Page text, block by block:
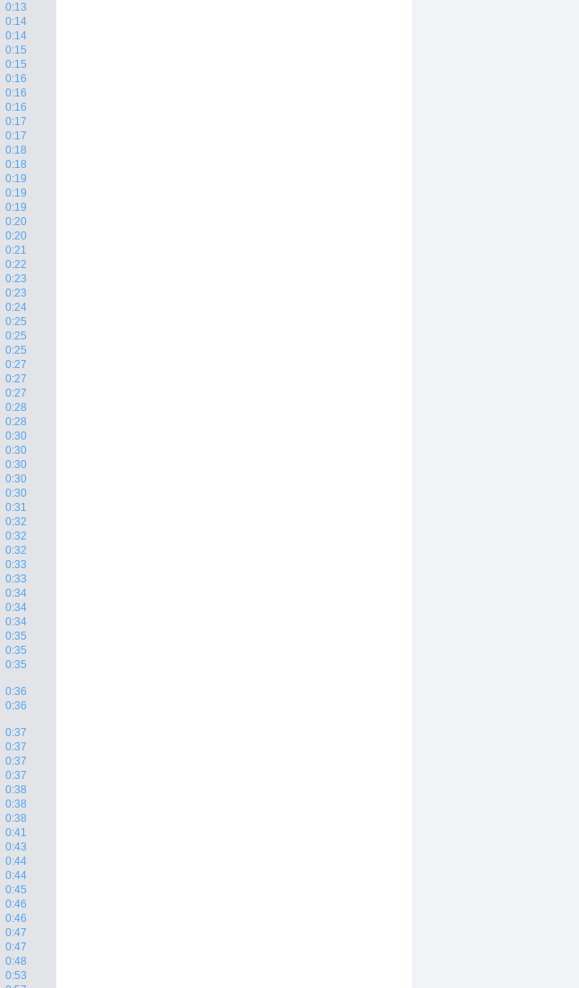
0:13
0:14
0:14
0:15
0:15
0:16
0:16
0:16
0:17
0:17
0:18
0:18
0:19
0:19
0:19
0:20
0:20
0:21
0:22
0:23
0:23
0:24
0:25
0:25
0:25
0:27
0:27
0:27
0:28
0:28
0:30
0:30
0:30
0:30
0:30
0:31
0:32
0:32
0:32
0:33
0:33
0:34
0:34
0:34
0:35
0:35
0:35
0:36
0:36
0:37
0:37
0:37
0:37
0:38
0:38
0:38
0:41
0:43
0:44
0:44
0:45
0:46
0:46
0:47
0:47
0:48
0:53